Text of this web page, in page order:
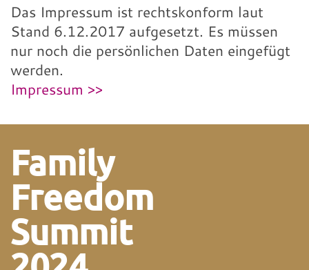
Das Impressum ist rechtskonform laut
Stand 6.12.2017 aufgesetzt. Es müssen
nur noch die persönlichen Daten eingefügt
werden.
Impressum >>
Family
Freedom
Summit